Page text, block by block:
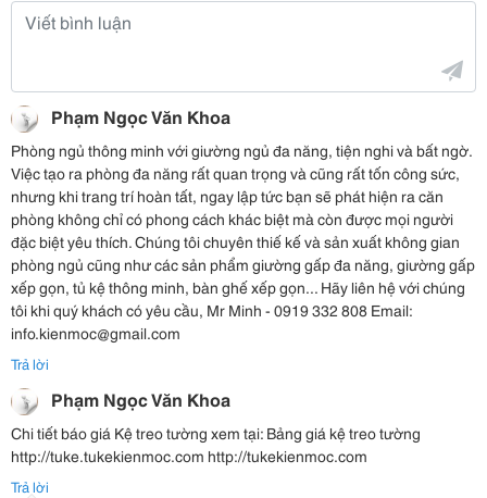
Phạm Ngọc Văn Khoa
Phòng ngủ thông minh với giường ngủ đa năng, tiện nghi và bất ngờ.
Việc tạo ra phòng đa năng rất quan trọng và cũng rất tốn công sức,
nhưng khi trang trí hoàn tất, ngay lập tức bạn sẽ phát hiện ra căn
phòng không chỉ có phong cách khác biệt mà còn được mọi người
đặc biệt yêu thích. Chúng tôi chuyên thiế kế và sản xuất không gian
phòng ngủ cũng như các sản phẩm giường gấp đa năng, giường gấp
xếp gọn, tủ kệ thông minh, bàn ghế xếp gọn... Hãy liên hệ với chúng
tôi khi quý khách có yêu cầu, Mr Minh - 0919 332 808 Email:
info.kienmoc@gmail.com
Trả lời
Phạm Ngọc Văn Khoa
Chi tiết báo giá Kệ treo tường xem tại: Bảng giá kệ treo tường
http://tuke.tukekienmoc.com http://tukekienmoc.com
Trả lời